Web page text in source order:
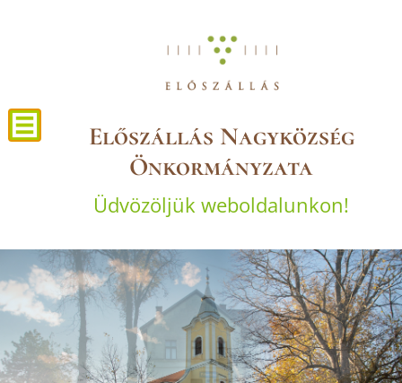
Előszállás Nagyközség
Önkormányzata
Üdvözöljük weboldalunkon!